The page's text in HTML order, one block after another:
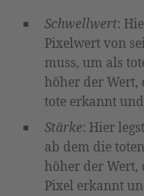
Schwellwert:
Pixelwert von
muss, um als
höher der Wert,
tote erkannt
Stärke: Hier
ab dem die
höher der Wert,
Pixel erkannt